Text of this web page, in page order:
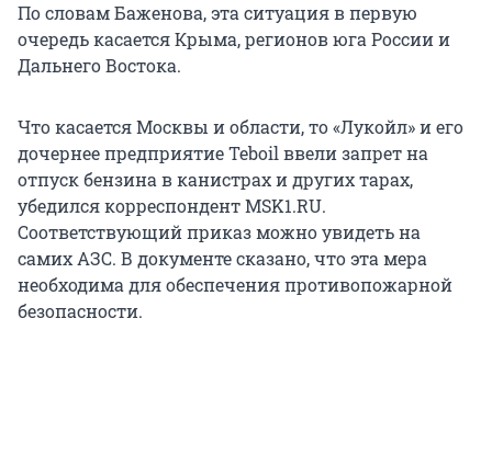
По словам Баженова, эта ситуация в первую
очередь касается Крыма, регионов юга России и
Дальнего Востока.
Что касается Москвы и области, то «Лукойл» и его
дочернее предприятие Teboil ввели запрет на
отпуск бензина в канистрах и других тарах,
убедился корреспондент MSK1.RU.
Соответствующий приказ можно увидеть на
самих АЗС. В документе сказано, что эта мера
необходима для обеспечения противопожарной
безопасности.